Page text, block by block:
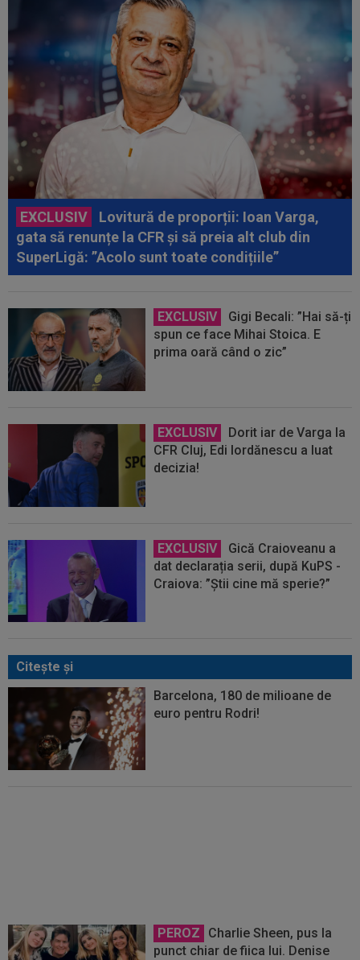
EXCLUSIV
Lovitură de proporții: Ioan Varga,
gata să renunțe la CFR și să preia alt club din
SuperLigă: ”Acolo sunt toate condițiile”
EXCLUSIV
Gigi Becali: ”Hai să-ți
spun ce face Mihai Stoica. E
prima oară când o zic”
EXCLUSIV
Dorit iar de Varga la
CFR Cluj, Edi Iordănescu a luat
decizia!
EXCLUSIV
Gică Craioveanu a
dat declarația serii, după KuPS -
Craiova: ”Știi cine mă sperie?”
Citeşte şi
Barcelona, 180 de milioane de
euro pentru Rodri!
PEROZ
Charlie Sheen, pus la
punct chiar de fiica lui. Denise